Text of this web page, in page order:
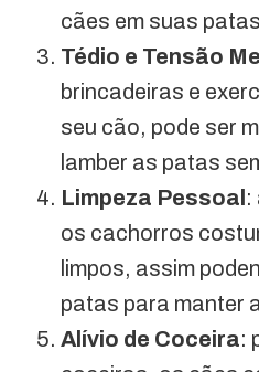
cães em suas
Tédio e Tensão
brincadeiras e
seu cão, pode ser
lamber as patas
Limpeza Pessoal :
os cachorros
limpos, assim
patas para manter
Alívio de Coceira: